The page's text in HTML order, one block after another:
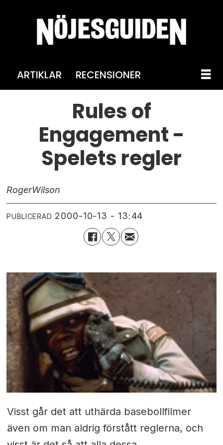
ARTIKLAR RECENSIONER
Rules of
Engagement -
Spelets regler
RogerWilson
PUBLICERAD 2000-10-13 - 13:44
Visst går det att uthärda basebollfilmer
även om man aldrig förstått reglerna, och